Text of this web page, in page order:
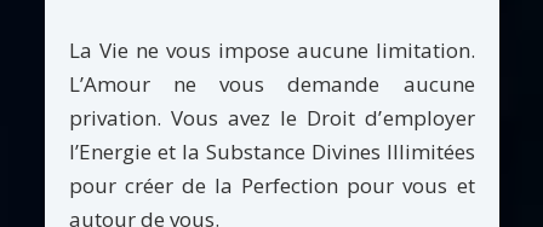
La Vie ne vous impose aucune limitation.
L’Amour ne vous demande aucune
privation. Vous avez le Droit d’employer
l’Energie et la Substance Divines Illimitées
pour créer de la Perfection pour vous et
autour de vous.